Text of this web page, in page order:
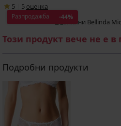
5 5 oценка
Разпродажба -44%
Този продукт вече не е
Подробни продукти